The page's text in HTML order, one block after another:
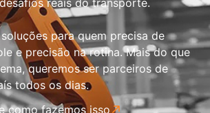
reais do transporte.
para quem precisa de
e precisão na rotina. Mais do que
queremos ser parceiros de
todos os dias.
como fazemos isso